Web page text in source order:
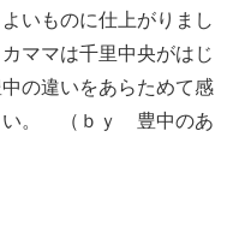
いものに仕上がりまし
ママは千里中央がはじ
の違いをあらためて感
い。 （ｂｙ 豊中のあ